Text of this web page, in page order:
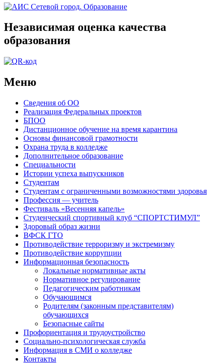
Независимая оценка качества
образования
Меню
Сведения об ОО
Реализация Федеральных проектов
БПОО
Дистанционное обучение на время карантина
Основы финансовой грамотности
Охрана труда в колледже
Дополнительное образование
Специальности
Истории успеха выпускников
Студентам
Студентам с ограниченными возможностями здоровья
Профессия — учитель
Фестиваль «Весенняя капель»
Студенческий спортивный клуб “СПОРТСТИМУЛ”
Здоровый образ жизни
ВФСК ГТО
Противодействие терроризму и экстремизму
Противодействие коррупции
Информационная безопасность
Локальные нормативные акты
Нормативное регулирование
Педагогическим работникам
Обучающимся
Родителям (законным представителям)
обучающихся
Безопасные сайты
Профориентация и трудоустройство
Социально-психологическая служба
Информация в СМИ о колледже
Контакты